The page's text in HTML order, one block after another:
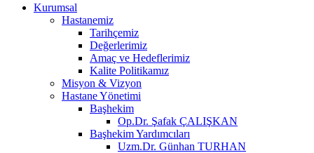
Kurumsal
Hastanemiz
Tarihçemiz
Değerlerimiz
Amaç ve Hedeflerimiz
Kalite Politikamız
Misyon & Vizyon
Hastane Yönetimi
Başhekim
Op.Dr. Şafak ÇALIŞKAN
Başhekim Yardımcıları
Uzm.Dr. Günhan TURHAN